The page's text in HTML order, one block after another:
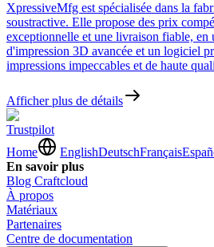
XpressiveMfg est spécialisée dans la
soustractive. Elle propose des prix
exceptionnelle et une livraison fiable, en
d'impression 3D avancée et un logiciel
impressions impeccables et de haute
Afficher plus de détails
Trustpilot
Home
EnglishDeutschFrançais
En savoir plus
Blog Craftcloud
À propos
Matériaux
Partenaires
Centre de documentation